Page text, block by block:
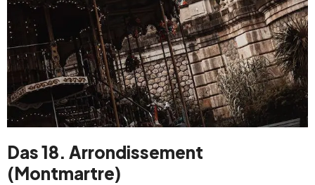
Das 18. Arrondissement
(Montmartre)